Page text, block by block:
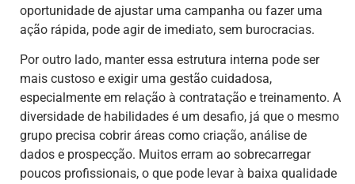
oportunidade de ajustar uma campanha ou fazer uma
ação rápida, pode agir de imediato, sem burocracias.
Por outro lado, manter essa estrutura interna pode ser
mais custoso e exigir uma gestão cuidadosa,
especialmente em relação à contratação e treinamento. A
diversidade de habilidades é um desafio, já que o mesmo
grupo precisa cobrir áreas como criação, análise de
dados e prospecção. Muitos erram ao sobrecarregar
poucos profissionais, o que pode levar à baixa qualidade